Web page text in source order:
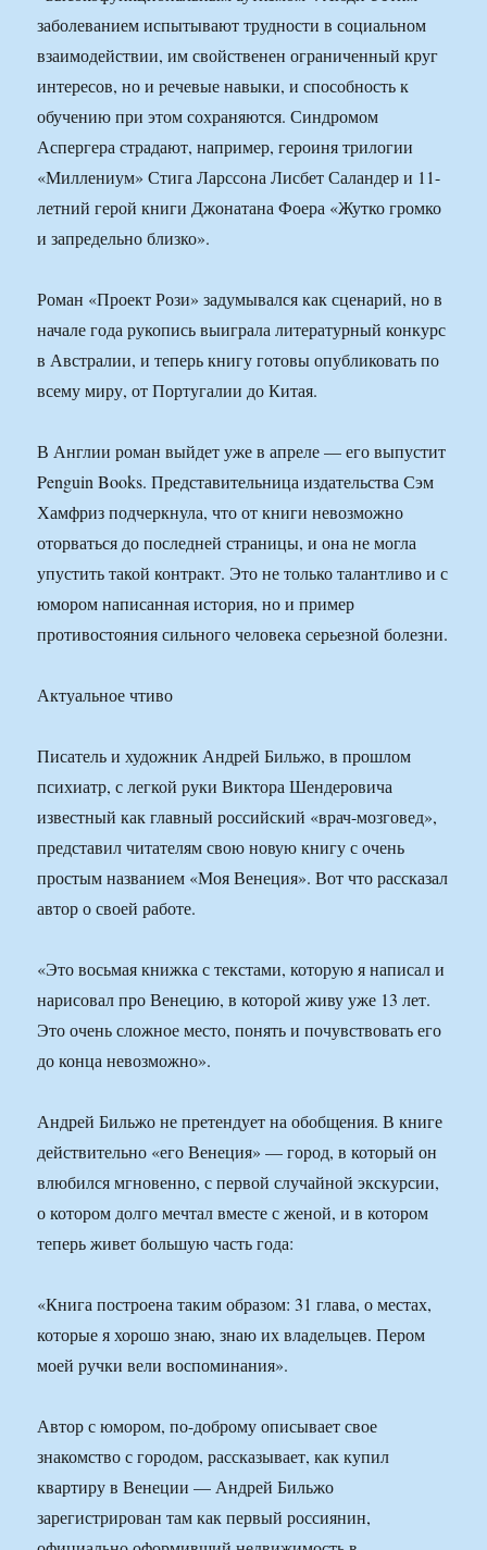
заболеванием испытывают трудности в социальном
взаимодействии, им свойственен ограниченный круг
интересов, но и речевые навыки, и способность к
обучению при этом сохраняются. Синдромом
Аспергера страдают, например, героиня трилогии
«Миллениум» Стига Ларссона Лисбет Саландер и 11-
летний герой книги Джонатана Фоера «Жутко громко
и запредельно близко».
Роман «Проект Рози» задумывался как сценарий, но в
начале года рукопись выиграла литературный конкурс
в Австралии, и теперь книгу готовы опубликовать по
всему миру, от Португалии до Китая.
В Англии роман выйдет уже в апреле — его выпустит
Penguin Books. Представительница издательства Сэм
Хамфриз подчеркнула, что от книги невозможно
оторваться до последней страницы, и она не могла
упустить такой контракт. Это не только талантливо и с
юмором написанная история, но и пример
противостояния сильного человека серьезной болезни.
Актуальное чтиво
Писатель и художник Андрей Бильжо, в прошлом
психиатр, с легкой руки Виктора Шендеровича
известный как главный российский «врач-мозговед»,
представил читателям свою новую книгу с очень
простым названием «Моя Венеция». Вот что рассказал
автор о своей работе.
«Это восьмая книжка с текстами, которую я написал и
нарисовал про Венецию, в которой живу уже 13 лет.
Это очень сложное место, понять и почувствовать его
до конца невозможно».
Андрей Бильжо не претендует на обобщения. В книге
действительно «его Венеция» — город, в который он
влюбился мгновенно, с первой случайной экскурсии,
о котором долго мечтал вместе с женой, и в котором
теперь живет большую часть года:
«Книга построена таким образом: 31 глава, о местах,
которые я хорошо знаю, знаю их владельцев. Пером
моей ручки вели воспоминания».
Автор с юмором, по-доброму описывает свое
знакомство с городом, рассказывает, как купил
квартиру в Венеции — Андрей Бильжо
зарегистрирован там как первый россиянин,